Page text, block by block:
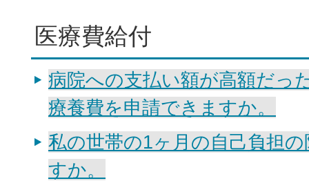
医療費給付
病院への支払い額が高額だっ
療養費を申請できますか。
私の世帯の1ヶ月の自己負担
すか。